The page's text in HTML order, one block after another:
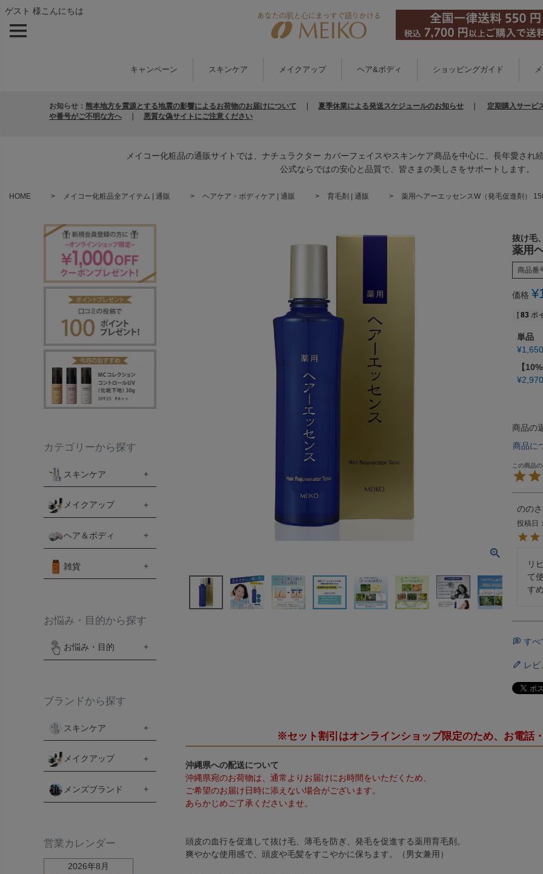
ゲスト 様こんにちは
キャンペーン スキンケア メイクアップ ヘア&ボディ ショッピングガイド
お知らせ： 熊本地方を震源とする地震の影響によるお荷物のお届けについて 夏季休業による発送スケジュールのお知らせ
定期購入サービ
や番号がご不明な方へ
悪質な偽サイトにご注意ください
メイコー化粧品の通販サイトでは、ナチュラクター カバーフェイスやスキンケア商品を中心に、長年愛され
公式ならではの安心と品質で、皆さまの美しさをサポートします。
HOME メイコー化粧品全アイテム | 通販 ヘアケア・ボディケア | 通販 育毛剤 | 通販 薬用ヘアーエッセンスW（発毛促進剤）
カテゴリーから探す
スキンケア
メイクアップ
ヘア＆ボディ
雑貨
お悩み・目的から探す
お悩み・目的
ブランドから探す
スキンケア
メイクアップ
メンズブランド
営業カレンダー
2026年8月
抜け毛
薬用
商品番
価格 ¥
[ 83 ポ
単品
¥
【
¥
商品の
商品に
のの
投稿日
リ
て
す
すべ
レ
※セット割引はオンラインショップ限定のため、お電話
沖縄県への配送について
沖縄県宛のお荷物は、通常よりお届けにお時間をいただくため、
ご希望のお届け日時に添えない場合がございます。
あらかじめご了承くださいませ。
頭皮の血行を促進して抜け毛、薄毛を防ぎ、発毛を促進する薬用育毛剤。
爽やかな使用感で、頭皮や毛髪をすこやかに保ちます。（男女兼用）